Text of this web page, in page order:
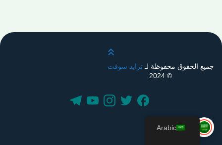
قم بالتمرير لأعلى
جميع الحقوق محفوظة لـترايد سوفت
© 2024
Arabic